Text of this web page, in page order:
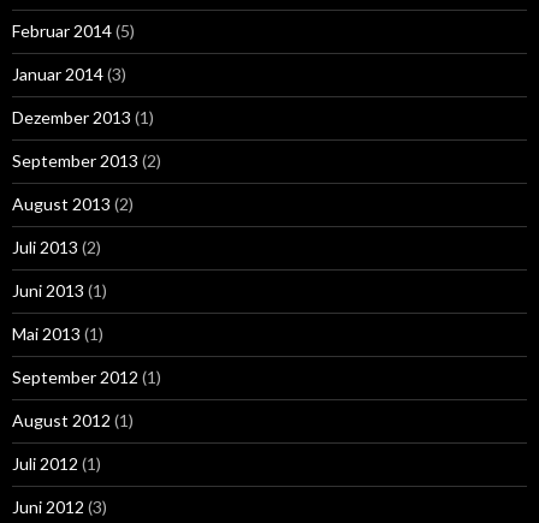
Februar 2014(5)
Januar 2014(3)
Dezember 2013 (1)
September 2013 (2)
August 2013 (2)
Juli 2013 (2)
Juni 2013 (1)
Mai 2013 (1)
September 2012 (1)
August 2012 (1)
Juli 2012 (1)
Juni 2012 (3)